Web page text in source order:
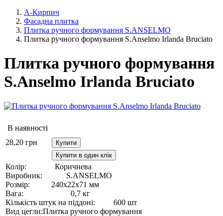
А-Кирпич
Фасадна плитка
Плитка ручного формування S.ANSELMO
Плитка ручного формування S.Anselmo Irlanda Bruciato
Плитка ручного формування
S.Anselmo Irlanda Bruciato
В наявності
28,20 грн
Купити
Купити в один клік
Колір:
Коричнева
Виробник:
S.ANSELMO
Розмір:
240х22х71 мм
Вага:
0,7 кг
Кількість штук на піддоні:
600 шт
Вид цегли:Плитка ручного формування